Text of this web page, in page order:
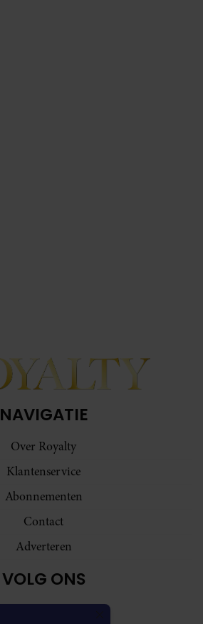
NAVIGATIE
Over Royalty
Klantenservice
Abonnementen
Contact
Adverteren
VOLG ONS